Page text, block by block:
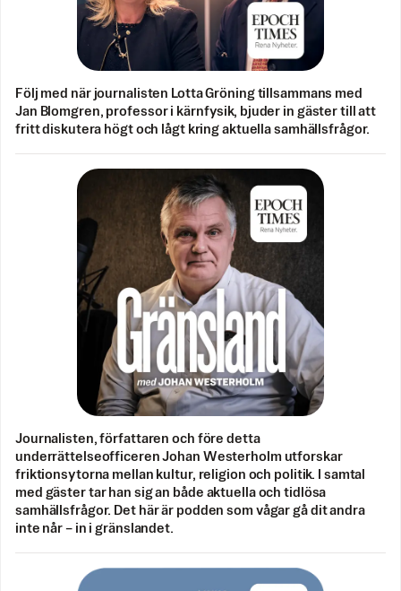
Följ med när journalisten Lotta Gröning tillsammans med
Jan Blomgren, professor i kärnfysik, bjuder in gäster till att
fritt diskutera högt och lågt kring aktuella samhällsfrågor.
Journalisten, författaren och före detta
underrättelseofficeren Johan Westerholm utforskar
friktionsytorna mellan kultur, religion och politik. I samtal
med gäster tar han sig an både aktuella och tidlösa
samhällsfrågor. Det här är podden som vågar gå dit andra
inte når – in i gränslandet.